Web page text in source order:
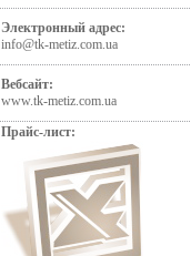
Электронный адрес:
info@tk-metiz.com.ua
Вебсайт:
www.tk-metiz.com.ua
Прайс-лист: